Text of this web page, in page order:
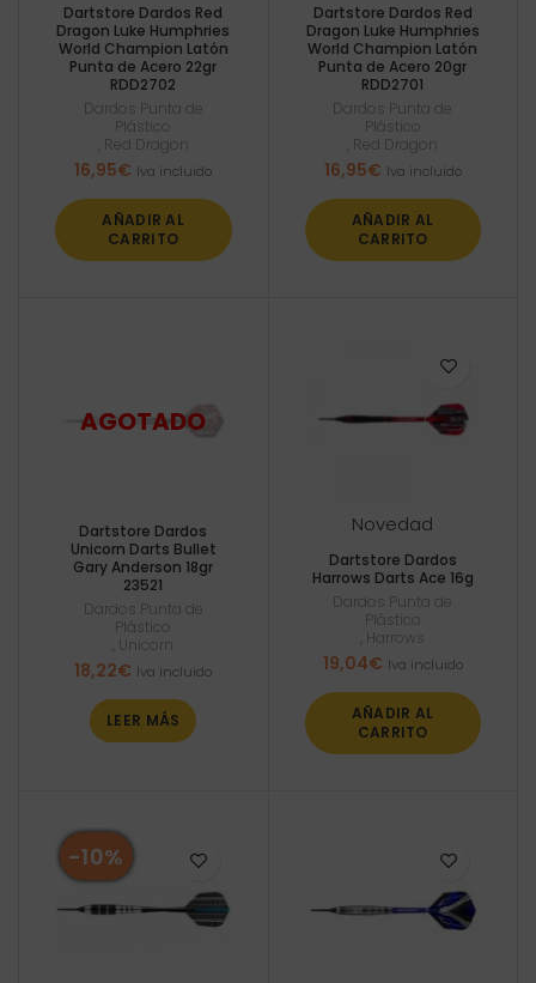
Dartstore Dardos Red
Dragon Luke Humphries
World Champion Latón
Punta de Acero 22gr
RDD2702
Dardos Punta de
Plástico
Red Dragon
16,95€ Iva incluido
AÑADIR AL
CARRITO
Dartstore Dardos Red
Dragon Luke Humphries
World Champion Latón
Punta de Acero 20gr
RDD2701
Dardos Punta de
Plástico
Red Dragon
16,95€ Iva incluido
AÑADIR AL
CARRITO
Dartstore Dardos
Unicorn Darts Bullet
Gary Anderson 18gr
23521
Dardos Punta de
Plástico
Unicorn
18,22€ Iva incluido
LEER MÁS
Novedad
Dartstore Dardos
Harrows Darts Ace 16g
Dardos Punta de
Plástico
Harrows
19,04€ Iva incluido
AÑADIR AL
CARRITO
-10%